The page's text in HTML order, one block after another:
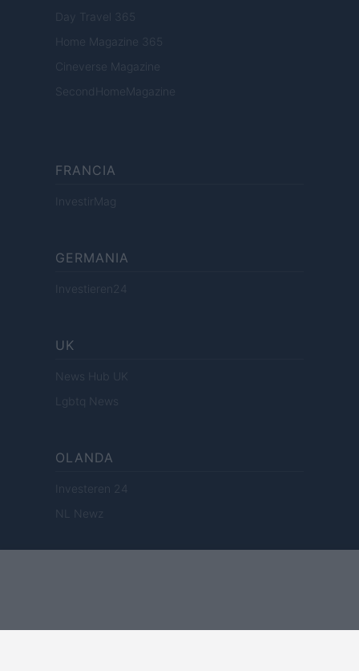
Day Travel 365
Home Magazine 365
Cineverse Magazine
SecondHomeMagazine
FRANCIA
InvestirMag
GERMANIA
Investieren24
UK
News Hub UK
Lgbtq News
OLANDA
Investeren 24
NL Newz